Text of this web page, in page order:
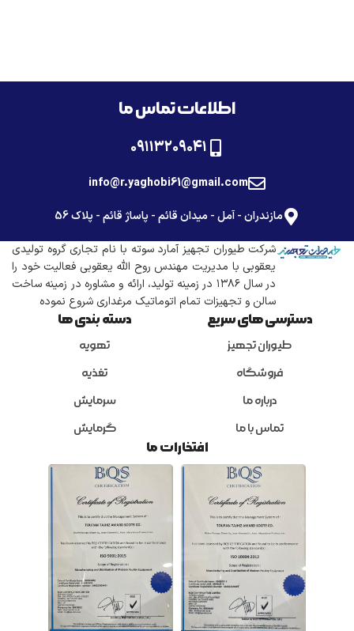
اطلاعات تماس ما
۰۹۱۱۳۲۰۹۰۴۱
info@r.yaghobi61@gmail.com
مازندران - آمل - میدان قائم - پاساژ قائم - پلاک 56
شرکت طیوران تجهیز آمارد سوته با نام تجاری گروه تولیدی
یعقوبی با مدیریت مهندس روح الله یعقوبی فعالیت خود را
در سال ۱۳۸۶ در زمینه تولید، ارائه و مشاوره در زمینه ساخت
سالن و تجهیزات تمام اتوماتیک مرغداری شروع نموده
دسترسی های سریع
طیوران تجهیز
فروشگاه
درباره ما
تماس با ما
دسته بندی ها
تهویه
تغذیه
سرمایش
گرمایش
افتخارات ما